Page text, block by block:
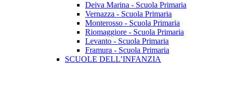
Deiva Marina - Scuola Primaria
Vernazza - Scuola Primaria
Monterosso - Scuola Primaria
Riomaggiore - Scuola Primaria
Levanto - Scuola Primaria
Framura - Scuola Primaria
SCUOLE DELL’INFANZIA